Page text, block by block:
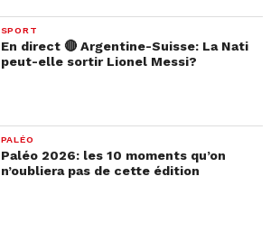
SPORT
En direct 🔴 Argentine-Suisse: La Nati
peut-elle sortir Lionel Messi?
PALÉO
Paléo 2026: les 10 moments qu’on
n’oubliera pas de cette édition